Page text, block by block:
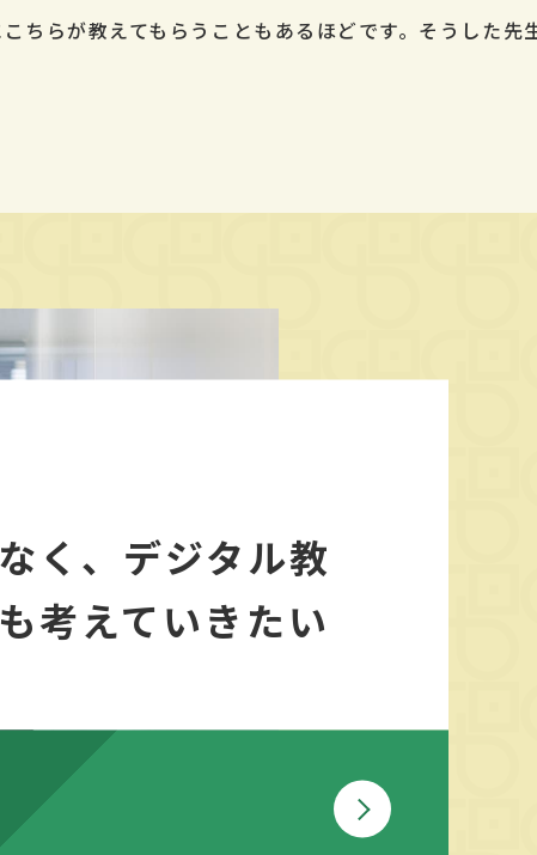
ちらが教えてもらうこともあるほどです。そうした
く、デジタル教
考えていきたい